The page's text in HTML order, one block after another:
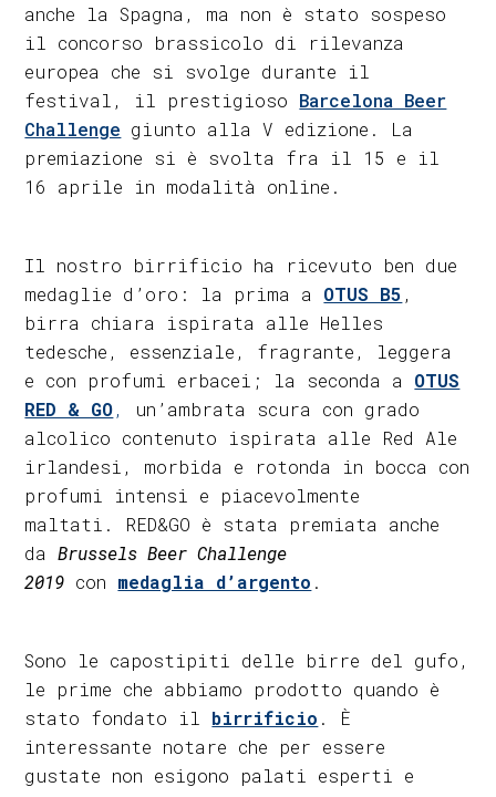
anche la Spagna, ma non è stato sospeso
il concorso brassicolo di rilevanza
europea che si svolge durante il
festival, il prestigioso Barcelona Beer
Challenge giunto alla V edizione. La
premiazione si è svolta fra il 15 e il
16 aprile in modalità online.
Il nostro birrificio ha ricevuto ben due
medaglie d’oro: la prima a OTUS B5 ,
birra chiara ispirata alle Helles
tedesche, essenziale, fragrante, leggera
e con profumi erbacei; la seconda a OTUS
RED & GO,
un’ambrata scura con grado
alcolico contenuto ispirata alle Red Ale
irlandesi, morbida e rotonda in bocca con
profumi intensi e piacevolmente
maltati. RED&GO è stata premiata anche
daBrussels Beer Challenge
2019 con medaglia d’argento .
Sono le capostipiti delle birre del gufo,
le prime che abbiamo prodotto quando è
stato fondato il birrificio . È
interessante notare che per essere
gustate non esigono palati esperti e